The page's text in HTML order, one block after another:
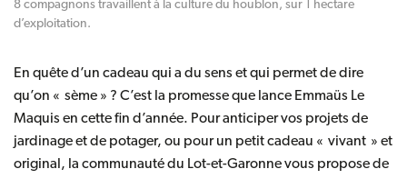
8 compagnons travaillent à la culture du houblon, sur 1 hectare
d’exploitation.
En quête d’un cadeau qui a du sens et qui permet de dire
qu’on « sème » ? C’est la promesse que lance Emmaüs Le
Maquis en cette fin d’année. Pour anticiper vos projets de
jardinage et de potager, ou pour un petit cadeau « vivant » et
original, la communauté du Lot-et-Garonne vous propose de